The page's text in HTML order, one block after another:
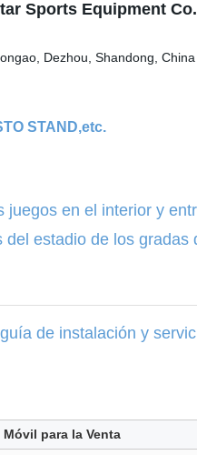
Sports Equipment
Dezhou, Shandong, China
STAND,etc.
en el interior y
estadio de los gradas
de instalación y
para la Venta